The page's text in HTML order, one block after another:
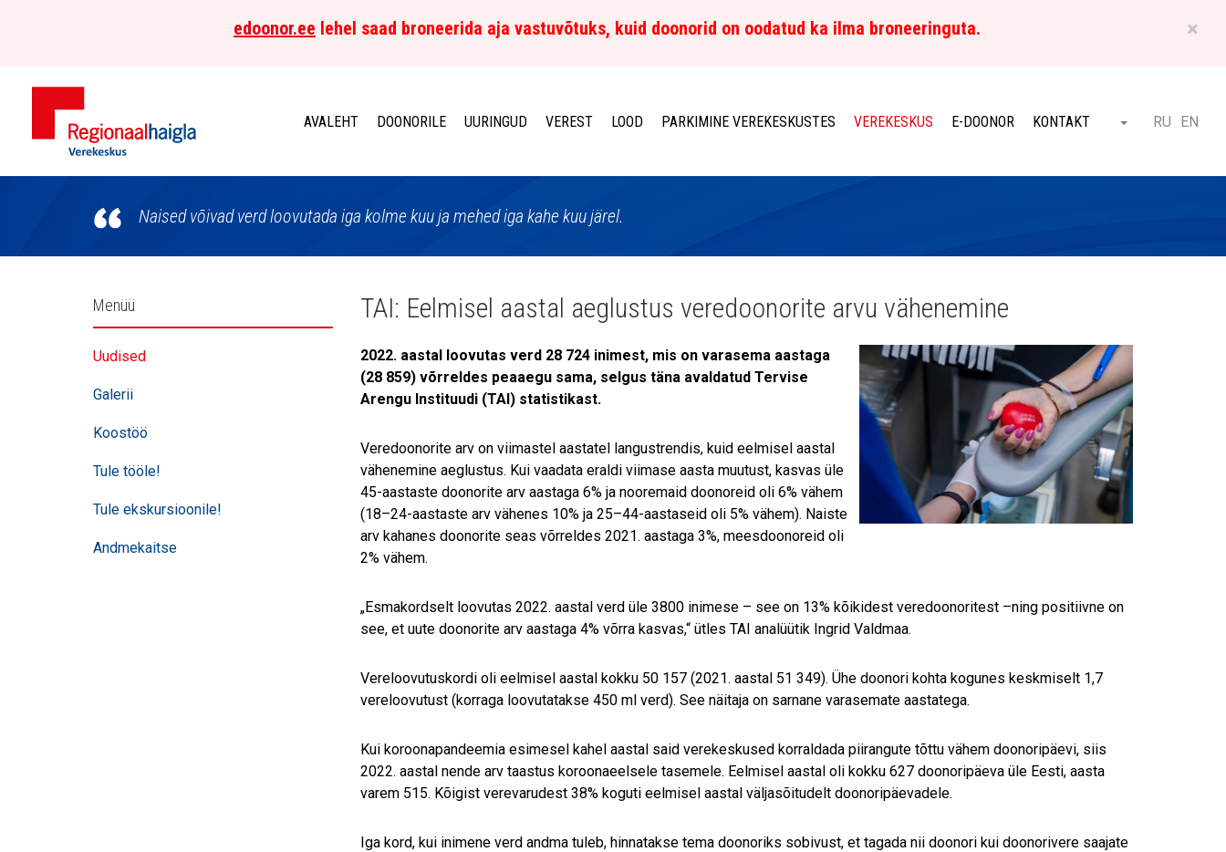
×
edoonor.ee lehel saad broneerida aja vastuvõtuks, kuid doonorid on oodatud ka ilma broneeringuta.
Põhja-
Regionaalhaigla
Verekeskus
AVALEHT DOONORILE UURINGUD VEREST LOOD PARKIMINE VEREKESKUSTES VEREKESKUS E-DOONOR KONTAKT Otsi ET
RU EN
Naised võivad verd loovutada iga kolme kuu ja mehed iga kahe kuu järel.
Külgpaani
navigatsioon
Menüü
Uudised
Galerii
Koostöö
Tule tööle!
Tule ekskursioonile!
Andmekaitse
TAI: Eelmisel aastal aeglustus veredoonorite arvu vähenemine
2022. aastal loovutas verd 28 724 inimest, mis on varasema aastaga
(28 859) võrreldes peaaegu sama, selgus täna avaldatud Tervise
Arengu Instituudi (TAI) statistikast.
Veredoonorite arv on viimastel aastatel langustrendis, kuid eelmisel aastal
vähenemine aeglustus. Kui vaadata eraldi viimase aasta muutust, kasvas üle
45-aastaste doonorite arv aastaga 6% ja nooremaid doonoreid oli 6% vähem
(18–24-aastaste arv vähenes 10% ja 25–44-aastaseid oli 5% vähem). Naiste
arv kahanes doonorite seas võrreldes 2021. aastaga 3%, meesdoonoreid oli
2% vähem.
„Esmakordselt loovutas 2022. aastal verd üle 3800 inimese – see on 13% kõikidest veredoonoritest –ning positiivne on
see, et uute doonorite arv aastaga 4% võrra kasvas,“ ütles TAI analüütik Ingrid Valdmaa.
Vereloovutuskordi oli eelmisel aastal kokku 50 157 (2021. aastal 51 349). Ühe doonori kohta kogunes keskmiselt 1,7
vereloovutust (korraga loovutatakse 450 ml verd). See näitaja on sarnane varasemate aastatega.
Kui koroonapandeemia esimesel kahel aastal said verekeskused korraldada piirangute tõttu vähem doonoripäevi, siis
2022. aastal nende arv taastus koroonaeelsele tasemele. Eelmisel aastal oli kokku 627 doonoripäeva üle Eesti, aasta
varem 515. Kõigist verevarudest 38% koguti eelmisel aastal väljasõitudelt doonoripäevadele.
Iga kord, kui inimene verd andma tuleb, hinnatakse tema doonoriks sobivust, et tagada nii doonori kui doonorivere saajate